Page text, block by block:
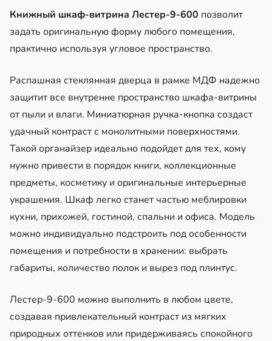
Книжный шкаф-витрина Лестер-9-600 позволит
задать оригинальную форму любого помещения,
практично используя угловое пространство.
Распашная стеклянная дверца в рамке МДФ надежно
защитит все внутренне пространство шкафа-витрины
от пыли и влаги. Миниатюрная ручка-кнопка создаст
удачный контраст с монолитными поверхностями.
Такой органайзер идеально подойдет для тех, кому
нужно привести в порядок книги, коллекционные
предметы, косметику и оригинальные интерьерные
украшения. Шкаф легко станет частью меблировки
кухни, прихожей, гостиной, спальни и офиса. Модель
можно индивидуально подстроить под особенности
помещения и потребности в хранении: выбрать
габариты, количество полок и вырез под плинтус.
Лестер-9-600 можно выполнить в любом цвете,
создавая привлекательный контраст из мягких
природных оттенков или придерживаясь спокойного